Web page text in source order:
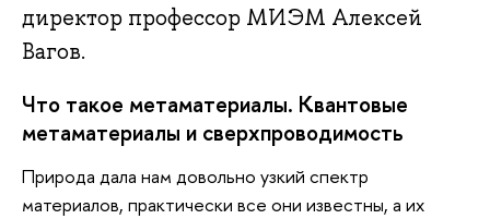
директор профессор МИЭМ Алексей
Вагов.
Что такое метаматериалы. Квантовые
метаматериалы и сверхпроводимость
Природа дала нам довольно узкий спектр
материалов, практически все они известны, а их